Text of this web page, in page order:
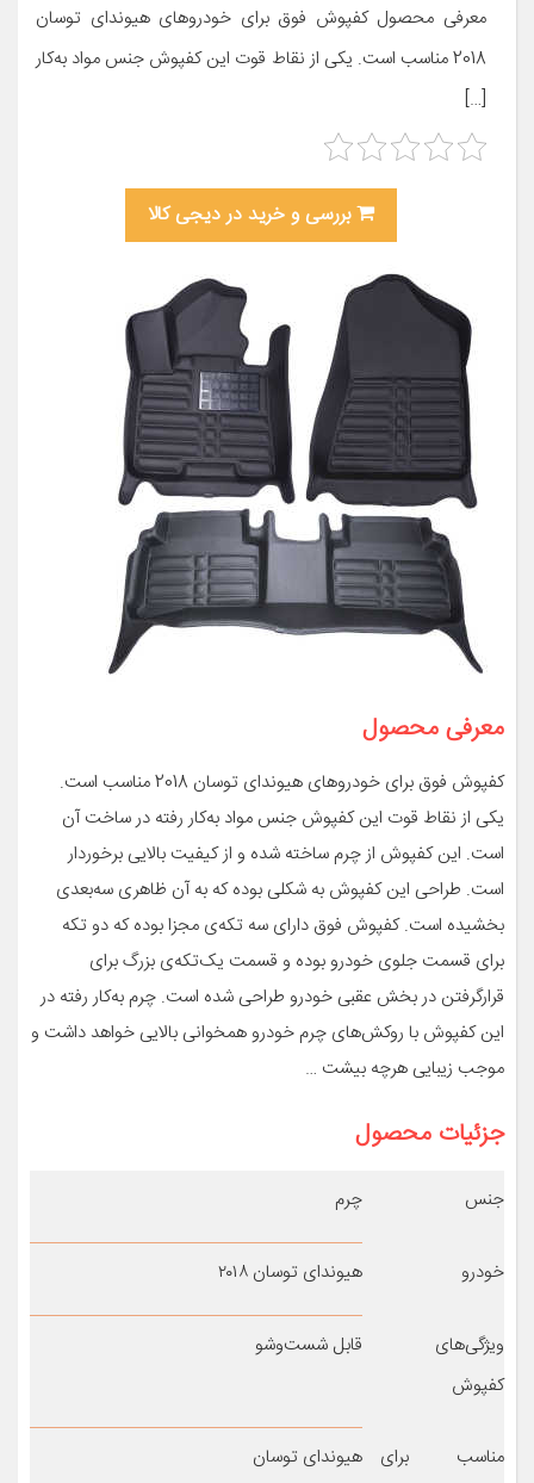
معرفی محصول کفپوش فوق برای خودروهای هیوندای توسان
2018 مناسب است. یکی از نقاط قوت این کفپوش جنس مواد به‌کار
[…]
بررسی و خرید در دیجی کالا
معرفی محصول
کفپوش فوق برای خودروهای هیوندای توسان 2018 مناسب است.
یکی از نقاط قوت این کفپوش جنس مواد به‌کار رفته در ساخت آن
است. این کفپوش از چرم ساخته شده و از کیفیت بالایی برخوردار
است. طراحی این کفپوش به شکلی بوده که به آن ظاهری سه‌بعدی
بخشیده است. کفپوش فوق دارای سه تکه‌ی مجزا بوده که دو تکه
برای قسمت جلوی خودرو بوده و قسمت یک‌تکه‌ی بزرگ برای
قرارگرفتن در بخش عقبی خودرو طراحی شده است. چرم به‌کار رفته در
این کفپوش با روکش‌های چرم خودرو همخوانی بالایی خواهد داشت و
موجب زیبایی هرچه بیشت …
جزئیات محصول
جنس چرم
خودرو هیوندای توسان ۲۰۱۸
ویژگی‌های
کفپوش
قابل شست‌وشو
مناسب برای
هیوندای توسان